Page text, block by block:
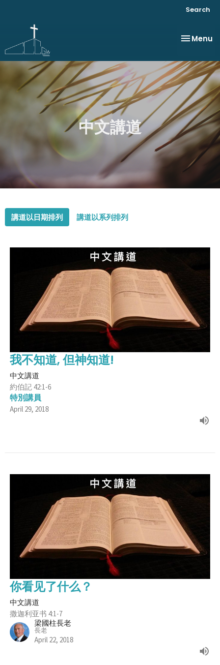
Search
Toggle
Menu
中文講道
講道以日期排列 講道以系列排列
我不知道, 但神知道!
中文講道
約伯記 42:1-6
特別講員
April 29, 2018
你看见了什么？
中文講道
撒迦利亚书 4:1-7
梁國柱長老
長老
April 22, 2018